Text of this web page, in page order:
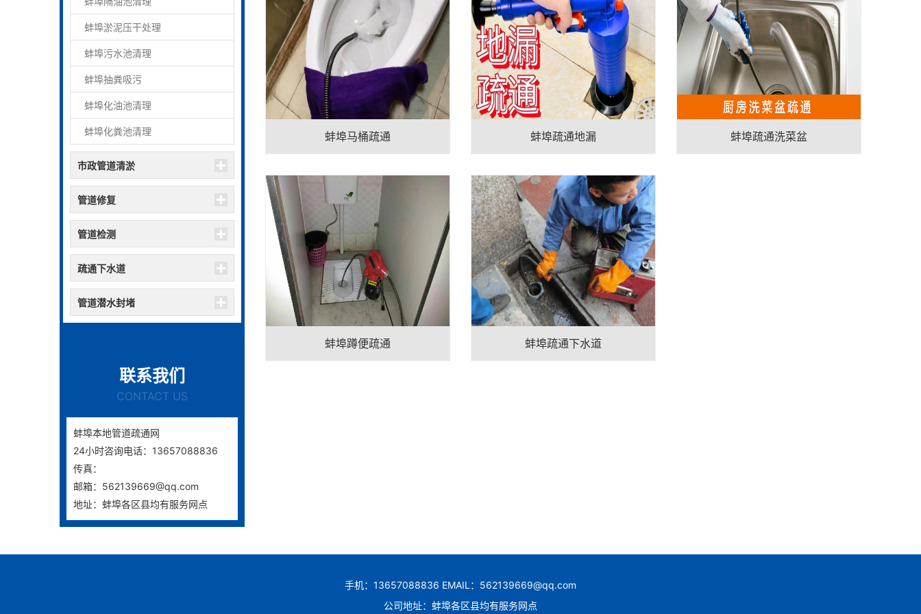
蚌埠淤泥压干处理
蚌埠污水池清理
蚌埠抽粪吸污
蚌埠化油池清理
蚌埠化粪池清理
市政管道清淤
管道修复
管道检测
疏通下水道
管道潜水封堵
联系我们
CONTACT US
蚌埠本地管道疏通网
24小时咨询电话：13657088836
传真：
邮箱：562139669@qq.com
地址：蚌埠各区县均有服务网点
蚌埠马桶疏通 蚌埠疏通地漏 蚌埠疏通洗菜盆
蚌埠蹲便疏通 蚌埠疏通下水道
手机：13657088836 EMAIL：562139669@qq.com
公司地址：蚌埠各区县均有服务网点